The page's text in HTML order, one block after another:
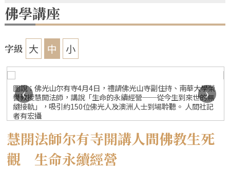
佛學講座
字級 大 中 小
圖說：佛光山尔有寺4月4日，禮請佛光山寺副住持、南華大學榮
譽教授慧開法師，講說「生命的永續經營──從今生到來世的無
縫接軌」，吸引約150位佛光人及澳洲人士到場聆聽。 人間社記
者有宏攝
‹ ›
慧開法師尔有寺開講人間佛教生死
觀 生命永續經營